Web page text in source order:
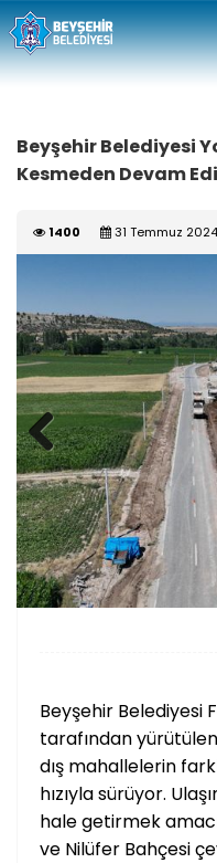
Beyşehir Belediyesi
Kesmeden Devam
1400 31 Temmuz 2024
Previous
Beyşehir Belediyesi
tarafından
dış mahallelerin
hızıyla sürüyor.
hale getirmek
ve Nilüfer Bahçesi